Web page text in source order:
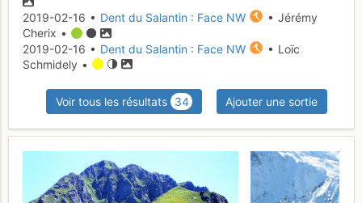
2019-02-16 • Dent du Salantin : Face NW
• Jérémy
Cherix •
2019-02-16 • Dent du Salantin : Face NW
• Loïc
Schmidely •
Voir tous les résultats 34 Ajouter une sortie